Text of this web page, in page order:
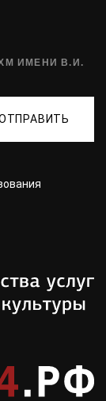
ИМЕНИ В.И.